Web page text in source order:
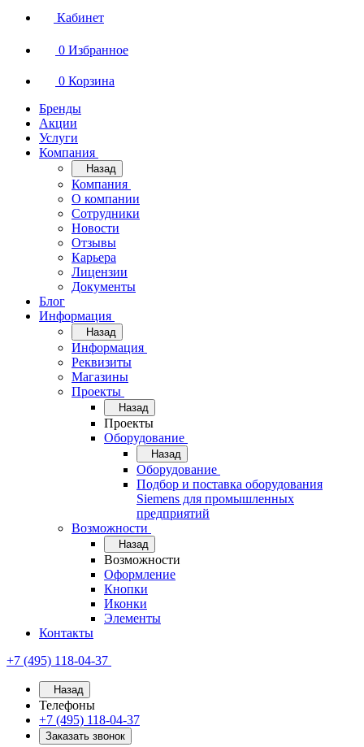
Кабинет
0 Избранное
0 Корзина
Бренды
Акции
Услуги
Компания
Назад
Компания
О компании
Сотрудники
Новости
Отзывы
Карьера
Лицензии
Документы
Блог
Информация
Назад
Информация
Реквизиты
Магазины
Проекты
Назад
Проекты
Оборудование
Назад
Оборудование
Подбор и поставка оборудования
Siemens для промышленных
предприятий
Возможности
Назад
Возможности
Оформление
Кнопки
Иконки
Элементы
Контакты
+7 (495) 118-04-37
Назад
Телефоны
+7 (495) 118-04-37
Заказать звонок